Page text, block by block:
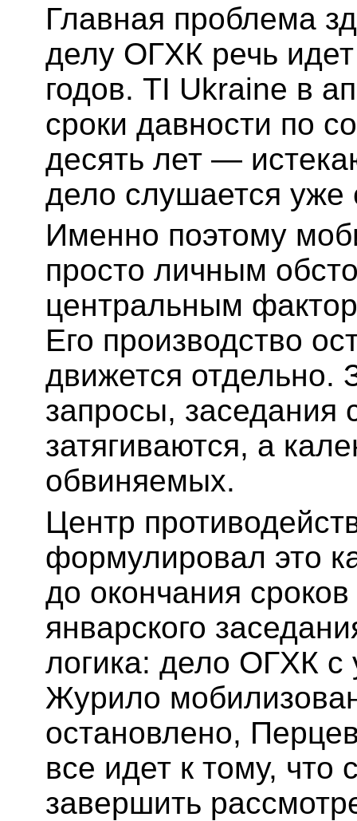
Главная проблема
делу ОГХК речь
годов. TI Ukraine в
сроки давности по
десять лет —
дело слушается уже
Именно поэтому
просто личным
центральным
Его производство
движется отдельно.
запросы, заседания
затягиваются, а
обвиняемых.
Центр
формулировал это
до окончания
январского
логика: дело ОГХК
Журило
остановлено,
все идет к тому, что
завершить